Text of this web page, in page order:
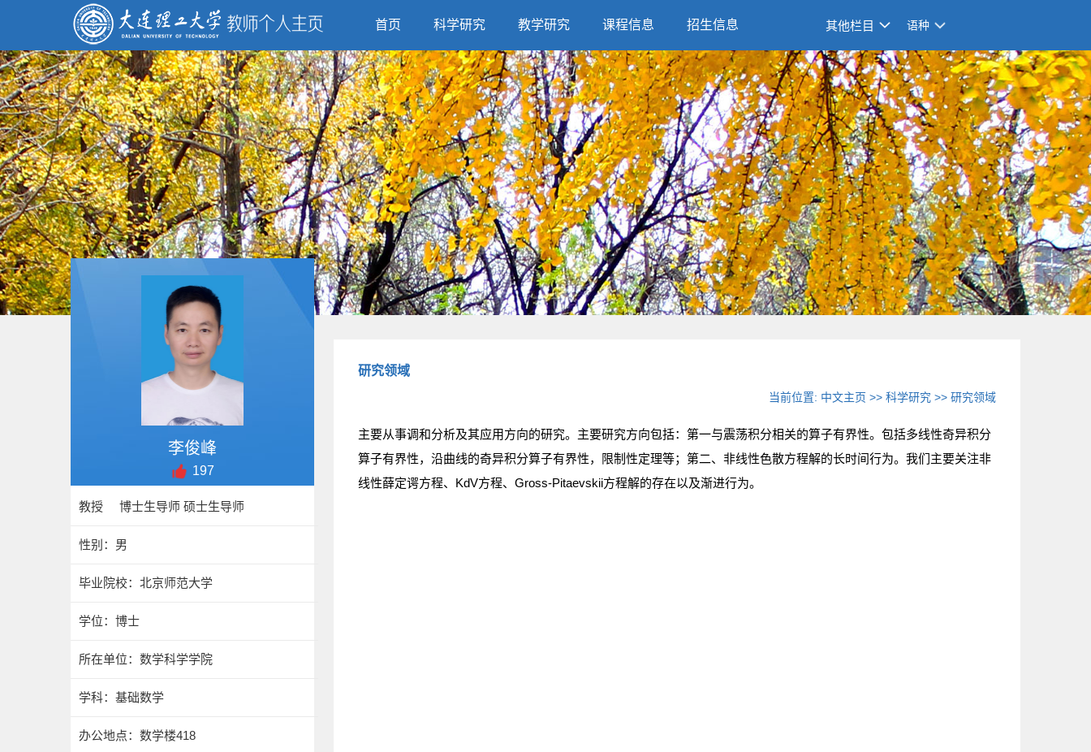
首页 科学研究 教学研究 课程信息 招生信息 其他栏目 语种
李俊峰
197
教授 博士生导师 硕士生导师
性别：男
毕业院校：北京师范大学
学位：博士
所在单位：数学科学学院
学科：基础数学
办公地点：数学楼418
研究领域
当前位置: 中文主页 >>科学研究 >>研究领域
主要从事调和分析及其应用方向的研究。主要研究方向包括：第一与震荡积分相关的算子有界性。包括多线性奇异积分
算子有界性，沿曲线的奇异积分算子有界性，限制性定理等；第二、非线性色散方程解的长时间行为。我们主要关注非
线性薛定谔方程、KdV方程、Gross-Pitaevskii方程解的存在以及渐进行为。